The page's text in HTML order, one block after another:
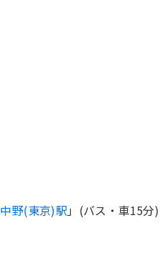
中野(東京)駅 」(バス・車15分)